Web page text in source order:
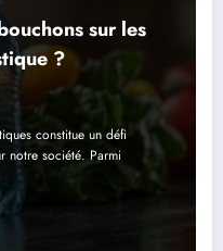
sur les
?
constitue un défi
notre société. Parmi